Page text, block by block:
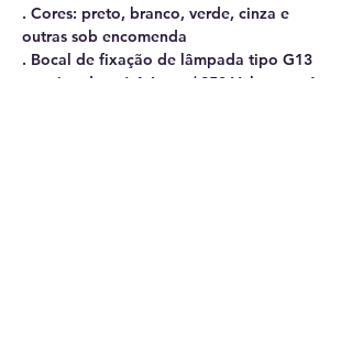
. Cores: preto, branco, verde, cinza e
outras sob encomenda
. Bocal de fixação de lâmpada tipo G13
rotativo de até 4 Amp. / 250 Volts para 1